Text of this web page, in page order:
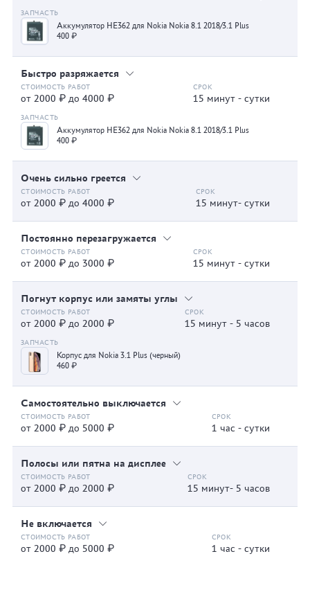
Аккумулятор HE362 для Nokia Nokia 8.1 2018/3.1 Plus
400 ₽
Быстро разряжается
от 2000 ₽ до 4000 ₽ 15 минут - сутки
Аккумулятор HE362 для Nokia Nokia 8.1 2018/3.1 Plus
400 ₽
Очень сильно греется
от 2000 ₽ до 4000 ₽ 15 минут- сутки
Постоянно перезагружается
от 2000 ₽ до 3000 ₽ 15 минут - сутки
Погнут корпус или замяты углы
от 2000 ₽ до 2000 ₽ 15 минут - 5 часов
Корпус для Nokia 3.1 Plus (черный)
460 ₽
Самостоятельно выключается
от 2000 ₽ до 5000 ₽ 1 час - сутки
Полосы или пятна на дисплее
от 2000 ₽ до 2000 ₽ 15 минут- 5 часов
Не включается
от 2000 ₽ до 5000 ₽ 1 час - сутки